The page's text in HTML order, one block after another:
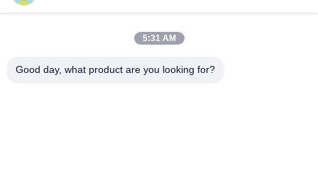
Équipement de test
Équipement de test
d'huile
Équipement d'essai
Machine d'essai de
5:31 AM
Good day, what product are you looking for?